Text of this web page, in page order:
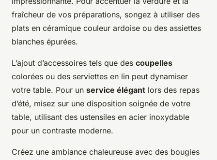
fraîcheur de vos préparations, songez à utiliser des
plats en céramique couleur ardoise ou des assiettes
blanches épurées.
L’ajout d’accessoires tels que des coupelles
colorées ou des serviettes en lin peut dynamiser
votre table. Pour un service élégant lors des repas
d’été, misez sur une disposition soignée de votre
table, utilisant des ustensiles en acier inoxydable
pour un contraste moderne.
Créez une ambiance chaleureuse avec des bougies